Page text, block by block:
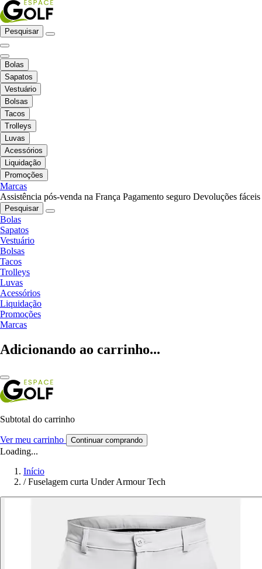
Pesquisar
Bolas
Sapatos
Vestuário
Bolsas
Tacos
Trolleys
Luvas
Acessórios
Liquidação
Promoções
Marcas
Assistência pós-venda na França Pagamento seguro Devoluções fáceis
Pesquisar
Bolas
Sapatos
Vestuário
Bolsas
Tacos
Trolleys
Luvas
Acessórios
Liquidação
Promoções
Marcas
Adicionando ao carrinho...
Subtotal do carrinho
Ver meu carrinho Continuar comprando
Loading...
Início
/ Fuselagem curta Under Armour Tech